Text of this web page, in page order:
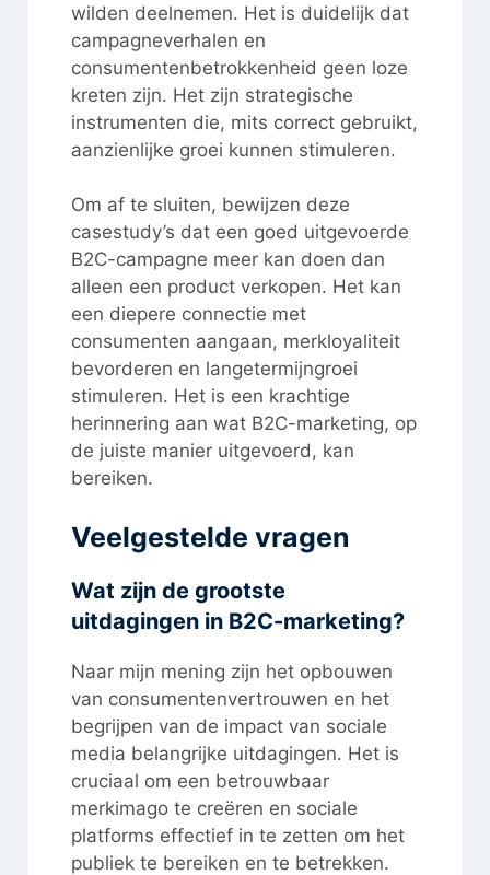
wilden deelnemen. Het is duidelijk dat
campagneverhalen en
consumentenbetrokkenheid geen loze
kreten zijn. Het zijn strategische
instrumenten die, mits correct gebruikt,
aanzienlijke groei kunnen stimuleren.
Om af te sluiten, bewijzen deze
casestudy’s dat een goed uitgevoerde
B2C-campagne meer kan doen dan
alleen een product verkopen. Het kan
een diepere connectie met
consumenten aangaan, merkloyaliteit
bevorderen en langetermijngroei
stimuleren. Het is een krachtige
herinnering aan wat B2C-marketing, op
de juiste manier uitgevoerd, kan
bereiken.
Veelgestelde vragen
Wat zijn de grootste
uitdagingen in B2C-marketing?
Naar mijn mening zijn het opbouwen
van consumentenvertrouwen en het
begrijpen van de impact van sociale
media belangrijke uitdagingen. Het is
cruciaal om een betrouwbaar
merkimago te creëren en sociale
platforms effectief in te zetten om het
publiek te bereiken en te betrekken.